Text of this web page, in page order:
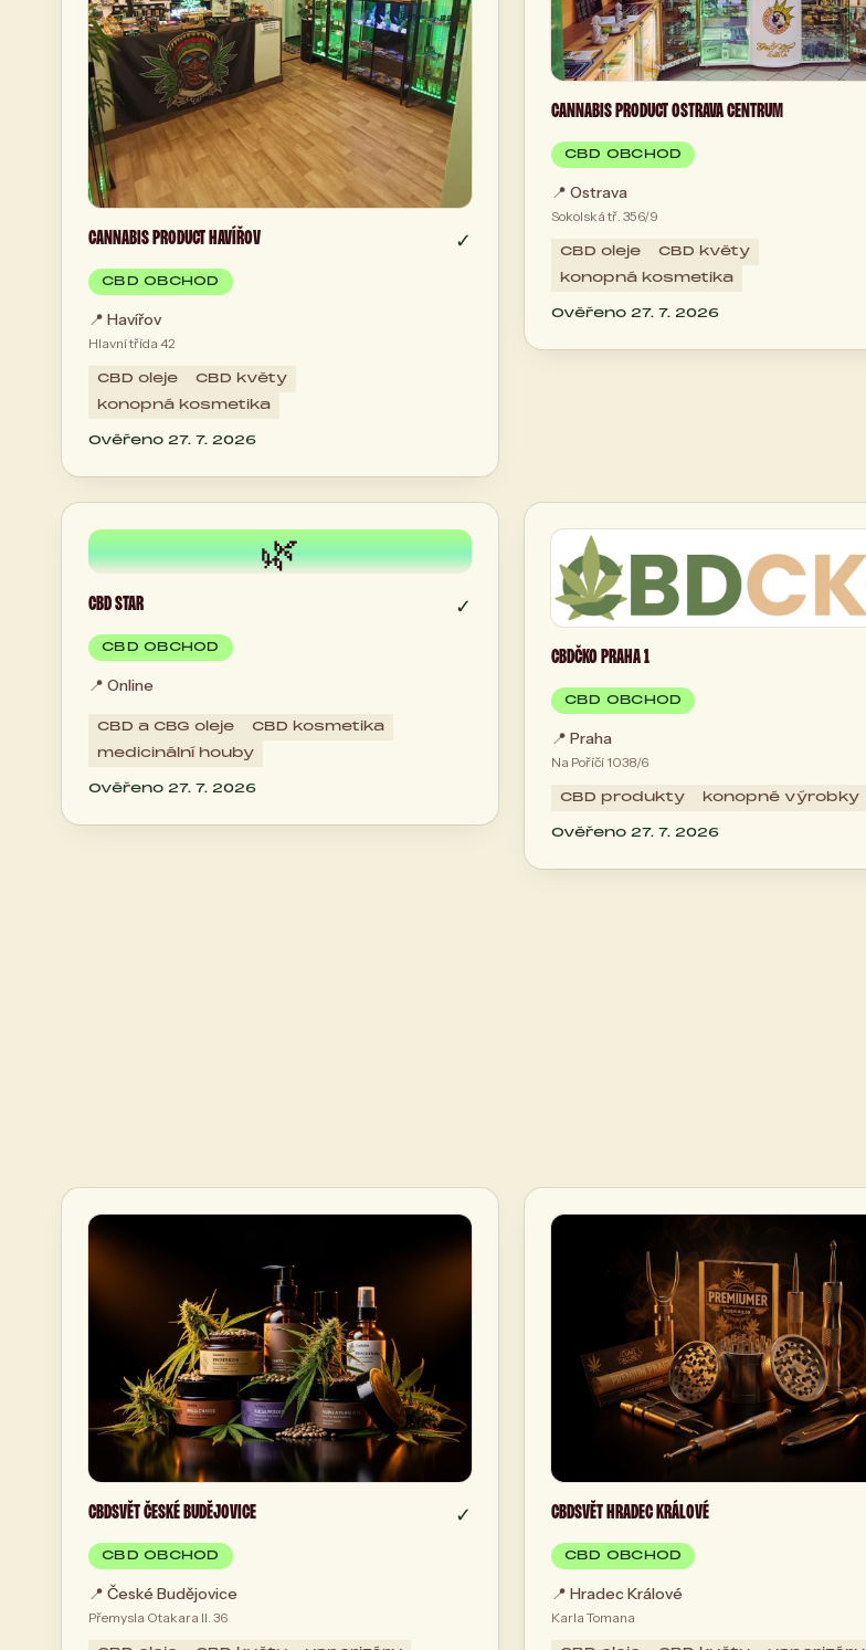
CANNABIS PRODUCT HAVÍŘOV ✓
CBD OBCHOD
📍 Havířov
Hlavní třída 42
CBD oleje
CBD květy
konopná kosmetika
Ověřeno 27. 7. 2026
CANNABIS PRODUCT OSTRAVA CENTRUM
CBD OBCHOD
📍 Ostrava
Sokolská tř. 356/9
CBD oleje
CBD květy
konopná kosmetika
Ověřeno 27. 7. 2026
🌿
CBD STAR ✓
CBD OBCHOD
📍 Online
CBD a CBG oleje
CBD kosmetika
medicinální houby
Ověřeno 27. 7. 2026
CBDČKO PRAHA 1
CBD OBCHOD
📍 Praha
Na Poříčí 1038/6
CBD produkty konopné výrobky
Ověřeno 27. 7. 2026
CBDSVĚT ČESKÉ BUDĚJOVICE ✓
CBD OBCHOD
📍 České Budějovice
Přemysla Otakara II. 36
CBDSVĚT HRADEC KRÁLOVÉ
CBD OBCHOD
📍 Hradec Králové
Karla Tomana